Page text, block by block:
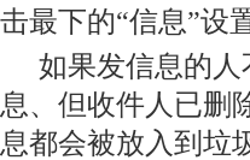
击最下的“信息”设
如果发信息的
息、但收件人已删
息都会被放入到垃